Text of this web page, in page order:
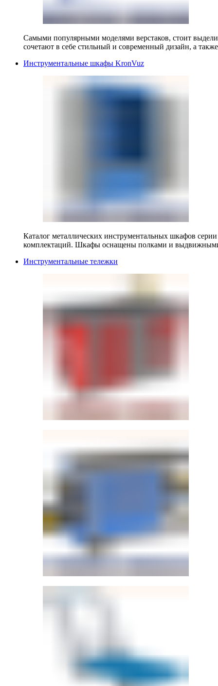
Самыми популярными моделями верстаков, стоит
сочетают в себе стильный и современный дизайн, а
Инструментальные шкафы KronVuz
Каталог металлических инструментальных шкафов
комплектаций. Шкафы оснащены полками и
Инструментальные тележки